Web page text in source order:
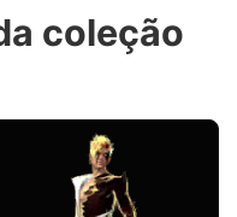
coleção